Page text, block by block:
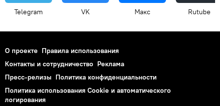
Telegram VK Макс Rutube
О проекте Правила использования
Контакты и сотрудничество Реклама
Пресс-релизы Политика конфиденциальности
Политика использования Cookie и автоматического
логирования